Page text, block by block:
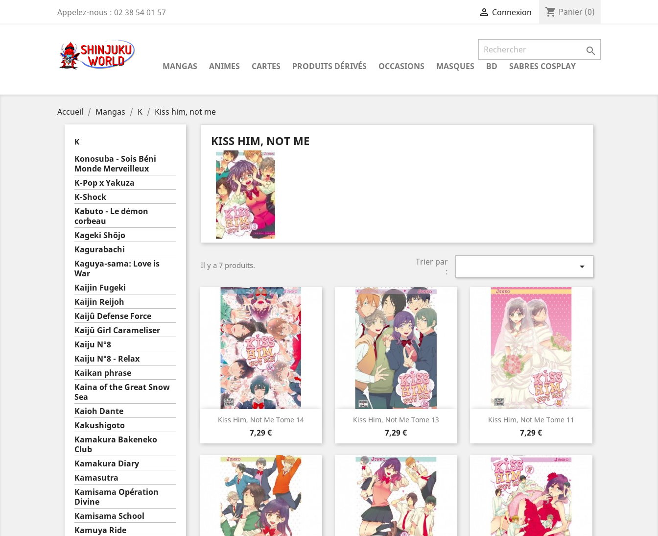
Appelez-nous : 02 38 54 01 57  Connexion shopping_cart Panier (0)

MANGAS ANIMES CARTES PRODUITS DÉRIVÉS OCCASIONS MASQUES BD SABRES COSPLAY
Accueil Mangas K Kiss him, not me
K
Konosuba - Sois Béni
Monde Merveilleux
K-Pop x Yakuza
K-Shock
Kabuto - Le démon
corbeau
Kageki Shôjo
Kagurabachi
Kaguya-sama: Love is
War
Kaijin Fugeki
Kaijin Reijoh
Kaijû Defense Force
Kaijû Girl Carameliser
Kaiju N°8
Kaiju N°8 - Relax
Kaikan phrase
Kaina of the Great Snow
Sea
Kaioh Dante
Kakushigoto
Kamakura Bakeneko
Club
Kamakura Diary
Kamasutra
Kamisama Opération
Divine
Kamisama School
Kamuya Ride
KISS HIM, NOT ME
Il y a 7 produits.
Trier par
:

Kiss Him, Not Me Tome 14
Prix
7,29 €
Aperçu rapide Kiss Him, Not Me Tome 13
Prix
7,29 €
Aperçu rapide Kiss Him, Not Me Tome 11
Prix
7,29 €
Aperçu rapide